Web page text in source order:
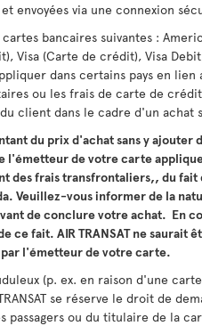
envoyées via une connexion
cartes bancaires suivantes :
Visa (Carte de crédit), Visa
dans certains pays en
ou les frais de carte de
client dans le cadre d'un achat
du prix d'achat sans y
l'émetteur de votre carte
des frais transfrontaliers,, du fait
Veuillez-vous informer de la
de conclure votre achat. En
ce fait. AIR TRANSAT ne saurait
l'émetteur de votre carte.
(p. ex. en raison d'une
se réserve le droit de
passagers ou du titulaire de la